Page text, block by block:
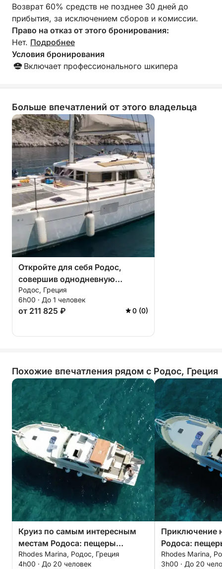
По запросу за дополнительную плату:
- Профессиональный фотограф 500€
Возврат 60% средств не позднее 30 дней до
прибытия, за исключением сборов и комиссии.
Право на отказ от этого бронирования:
Нет. Подробнее
Условия бронирования
Включает профессионального шкипера
Больше впечатлений от этого владельца
Откройте для себя Родос,
совершив однодневную
прогулку на катамаране.
Родос, Греция
6h00 · До 1 человек
от 211 825 ₽ 0 (0)
Похожие впечатления рядом с Родос, Греция
Круиз по самым интересным
местам Родоса: пещеры
Калифея, залив Оазис и пляж
Калами — 4-часовое
Rhodes Marina, Родос, Греция
4h00 · До 20 человек
Приключение
Родоса:
пляж Калами
отдых
Rhodes Marina,
3h00 · До 20